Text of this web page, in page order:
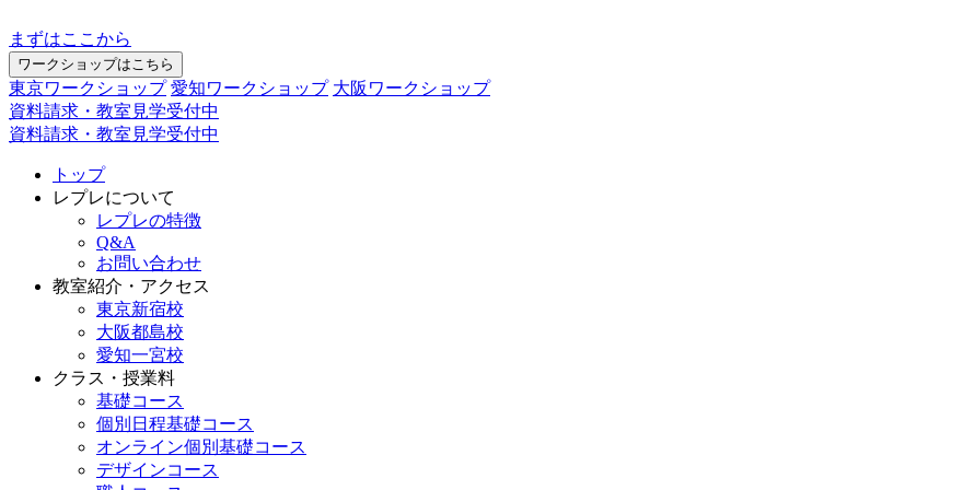
まずはここから
ワークショップはこちら
東京ワークショップ 愛知ワークショップ 大阪ワークショップ
資料請求・教室見学受付中
資料請求・教室見学受付中
トップ
レプレについて
レプレの特徴
Q&A
お問い合わせ
教室紹介・アクセス
東京新宿校
大阪都島校
愛知一宮校
クラス・授業料
基礎コース
個別日程基礎コース
オンライン個別基礎コース
デザインコース